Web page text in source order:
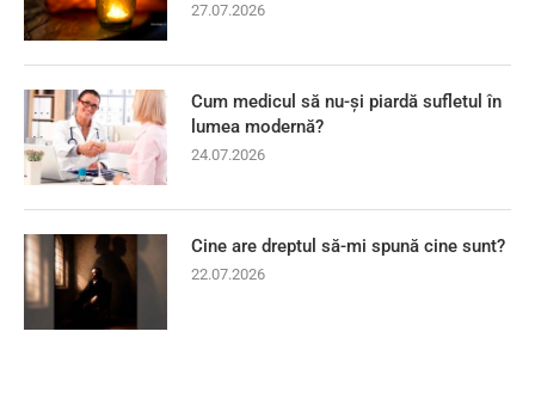
27.07.2026
Cum medicul să nu-și piardă sufletul în
lumea modernă?
24.07.2026
Cine are dreptul să-mi spună cine sunt?
22.07.2026